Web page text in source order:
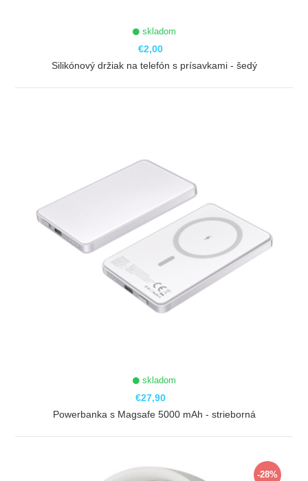
skladom
€2,00
Silikónový držiak na telefón s prísavkami - šedý
skladom
€27,90
Powerbanka s Magsafe 5000 mAh - strieborná
-28%